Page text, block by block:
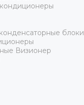
блоки
Визионер